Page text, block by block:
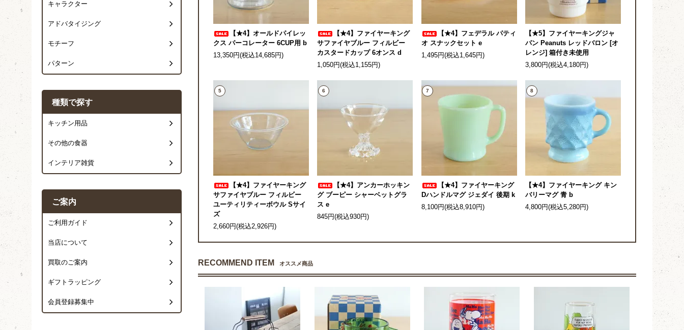
【★4】オールドパイレッ
クス パーコレーター 6CUP用 b
13,350円(税込14,685円)
【★4】ファイヤーキング
サファイヤブルー フィルビー
カスタードカップ 6オンス d
1,050円(税込1,155円)
【★4】フェデラル パティ
オ スナックセット e
1,495円(税込1,645円)
【★5】ファイヤーキングジャ
パン Peanuts レッドバロン [オ
レンジ] 箱付き未使用
3,800円(税込4,180円)
5
【★4】ファイヤーキング
サファイヤブルー フィルビー
ユーティリティーボウル Sサイ
ズ
2,660円(税込2,926円)
6
【★4】アンカーホッキン
グ ブーピー シャーベットグラ
ス e
845円(税込930円)
7
【★4】ファイヤーキング
Dハンドルマグ ジェダイ 後期 k
8,100円(税込8,910円)
8
【★4】ファイヤーキング キン
バリーマグ 青 b
4,800円(税込5,280円)
RECOMMEND ITEM オススメ商品
キャラクター
アドバタイジング
モチーフ
パターン
種類で探す
キッチン用品
その他の食器
インテリア雑貨
ご案内
ご利用ガイド
当店について
買取のご案内
ギフトラッピング
会員登録募集中